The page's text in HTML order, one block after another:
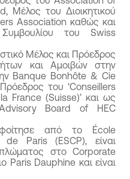
Μέλος του Διοικητικού
Association καθώς και
του Swiss
Μέλος και Πρόεδρος
και Αμοιβών στην
Banque Bonhôte & Cie
του ‘Conseillers
France (Suisse)’ και ως
Board of HEC
από το École
Paris (ESCP), είναι
στο Corporate
Paris Dauphine και είναι